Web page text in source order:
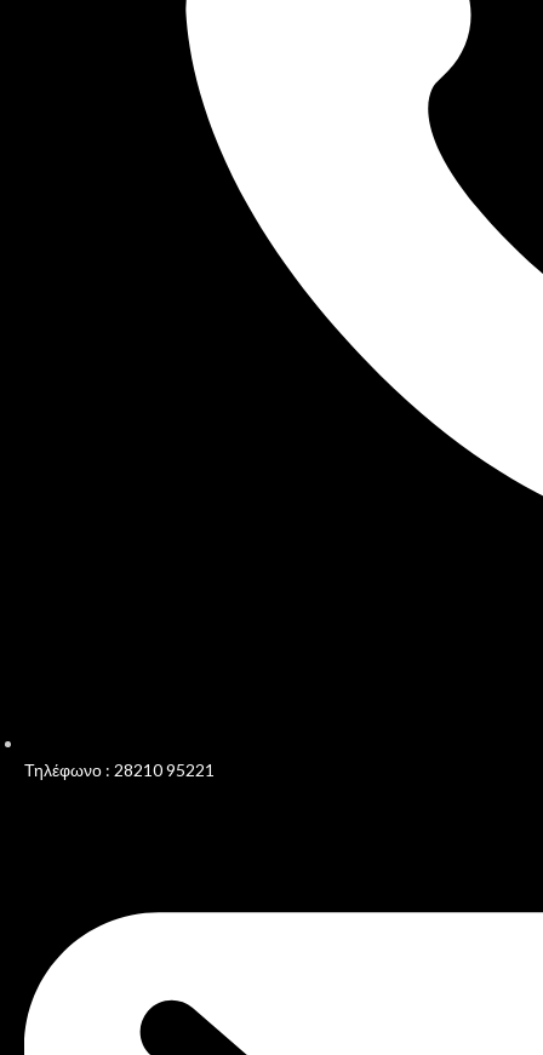
Τηλέφωνο : 28210 95221